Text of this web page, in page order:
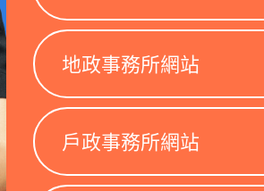
地政事務所網站
戶政事務所網站